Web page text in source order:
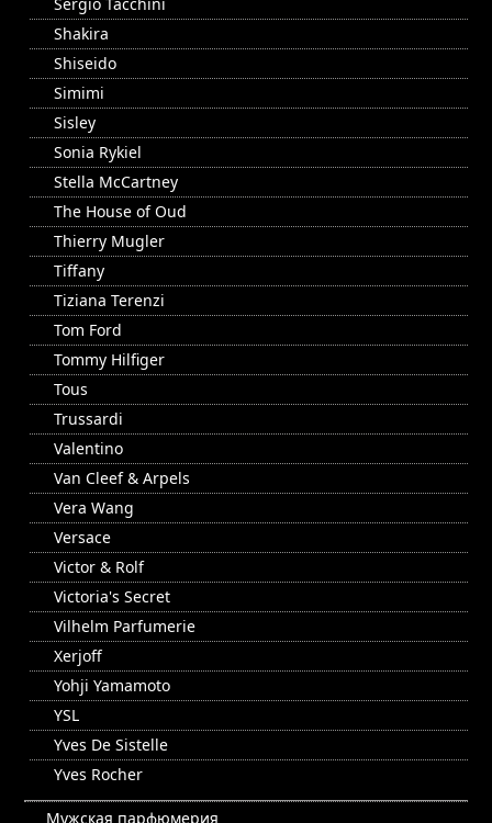
Shakira
Shiseido
Simimi
Sisley
Sonia Rykiel
Stella McCartney
The House of Oud
Thierry Mugler
Tiffany
Tiziana Terenzi
Tom Ford
Tommy Hilfiger
Tous
Trussardi
Valentino
Van Cleef & Arpels
Vera Wang
Versace
Victor & Rolf
Victoria's Secret
Vilhelm Parfumerie
Xerjoff
Yohji Yamamoto
YSL
Yves De Sistelle
Yves Rocher
Мужская парфюмерия